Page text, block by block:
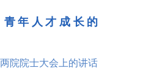
年人才成长的
院院士大会上的讲话